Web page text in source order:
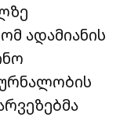
ადამიანის